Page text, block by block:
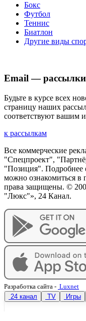
Бокс
Футбол
Теннис
Биатлон
Другие виды
Email — рассылки
Будьте в курсе всех
страницу наших
соответствуют вашим
к рассылкам
Все коммерческие
"Спецпроект",
"Позиция". Подробнее
можно ознакомиться в
права защищены. ©
"Люкс"», 24 Канал.
Разработка сайта - Luxnet
24 канал
TV Игры